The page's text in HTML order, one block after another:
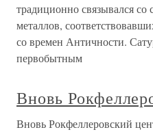
традиционно связывался
металлов,
со времен Античности.
первобытным
Вновь
Вновь Рокфеллеровский